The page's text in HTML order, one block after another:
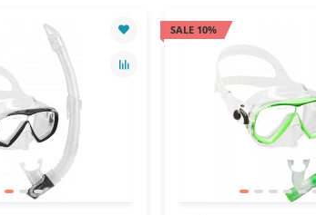
SALE 10%